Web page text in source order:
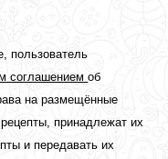
пользователь
соглашениемоб
на размещённые
принадлежат их
и передавать их